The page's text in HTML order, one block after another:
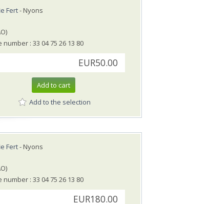
Fert- Nyons
number : 33 04 75 26 13 80
EUR50.00
Add to cart
Add to the selection
Fert- Nyons
number : 33 04 75 26 13 80
EUR180.00